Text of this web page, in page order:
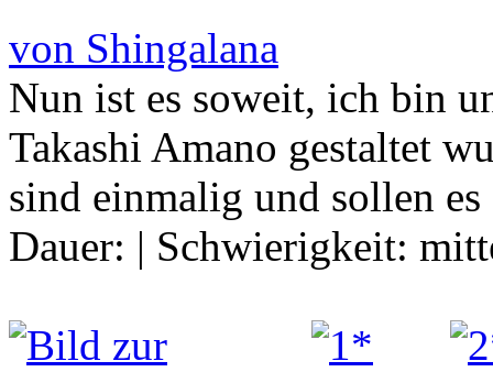
von Shingalana
Nun ist es soweit, ich bin
Takashi Amano gestaltet
sind einmalig und sollen
Dauer: | Schwierigkeit: